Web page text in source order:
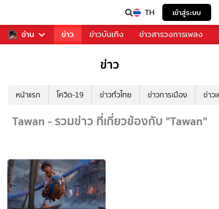
TH เข้าสู่ระบบ
อ่าน
คุณ กีฬา ข่าว ข่าวบันเทิง ข่าวสารวงการเพลง
ข่าว
หน้าแรก โควิด-19 ข่าวทั่วไทย ข่าวการเมือง ข่าว
Tawan - รวมข่าว ที่เกี่ยวข้องกับ "Tawan"